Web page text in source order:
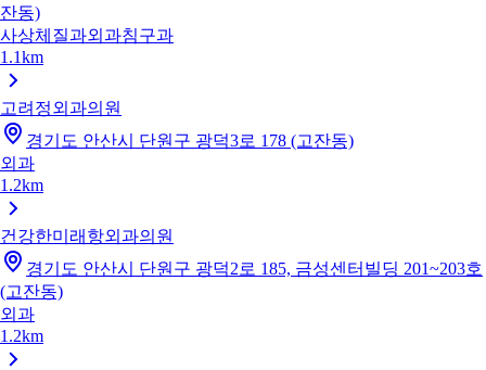
잔동)
사상체질과외과침구과
1.1km
고려정외과의원
경기도 안산시 단원구 광덕3로 178 (고잔동)
외과
1.2km
건강한미래항외과의원
경기도 안산시 단원구 광덕2로 185, 금성센터빌딩 201~203호
(고잔동)
외과
1.2km